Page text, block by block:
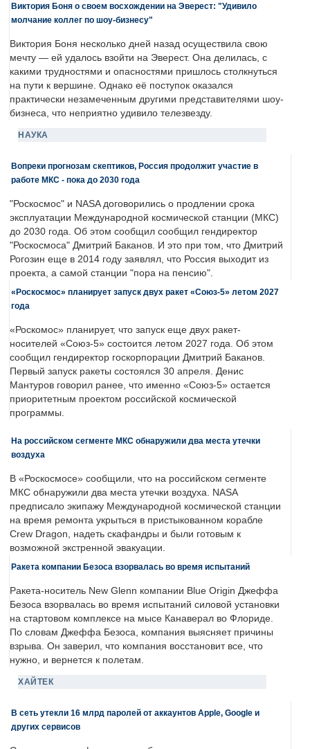
Виктория Боня о своем восхождении на Эверест: "Удивило
молчание коллег по шоу-бизнесу"
Виктория Боня несколько дней назад осуществила свою
мечту — ей удалось взойти на Эверест. Она делилась, с
какими трудностями и опасностями пришлось столкнуться
на пути к вершине. Однако её поступок оказался
практически незамеченным другими представителями шоу-
бизнеса, что неприятно удивило телезвезду.
НАУКА
Вопреки прогнозам скептиков, Россия продолжит участие в
работе МКС - пока до 2030 года
"Роскосмос" и NASA договорились о продлении срока
эксплуатации Международной космической станции (МКС)
до 2030 года. Об этом сообщил сообщил гендиректор
"Роскосмоса" Дмитрий Баканов. И это при том, что Дмитрий
Рогозин еще в 2014 году заявлял, что Россия выходит из
проекта, а самой станции "пора на пенсию".
«Роскосмос» планирует запуск двух ракет «Союз-5» летом 2027
года
«Роскомос» планирует, что запуск еще двух ракет-
носителей «Союз-5» состоится летом 2027 года. Об этом
сообщил гендиректор госкорпорации Дмитрий Баканов.
Первый запуск ракеты состоялся 30 апреля. Денис
Мантуров говорил ранее, что именно «Союз-5» остается
приоритетным проектом российской космической
программы.
На российском сегменте МКС обнаружили два места утечки
воздуха
В «Роскосмосе» сообщили, что на российском сегменте
МКС обнаружили два места утечки воздуха. NASA
предписало экипажу Международной космической станции
на время ремонта укрыться в пристыкованном корабле
Crew Dragon, надеть скафандры и были готовым к
возможной экстренной эвакуации.
Ракета компании Безоса взорвалась во время испытаний
Ракета-носитель New Glenn компании Blue Origin Джеффа
Безоса взорвалась во время испытаний силовой установки
на стартовом комплексе на мысе Канаверал во Флориде.
По словам Джеффа Безоса, компания выясняет причины
взрыва. Он заверил, что компания восстановит все, что
нужно, и вернется к полетам.
ХАЙТЕК
В сеть утекли 16 млрд паролей от аккаунтов Apple, Google и
других сервисов